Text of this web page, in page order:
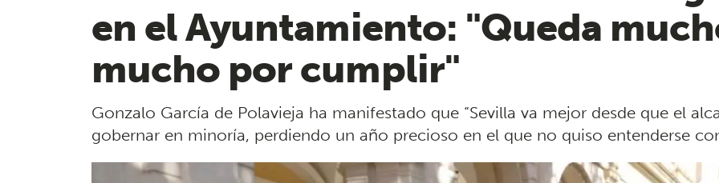
en el Ayuntamiento: "Queda
mucho por cumplir"
Gonzalo García de Polavieja ha manifestado que “Sevilla va mejor desde que el
gobernar en minoría, perdiendo un año precioso en el que no quiso entenderse